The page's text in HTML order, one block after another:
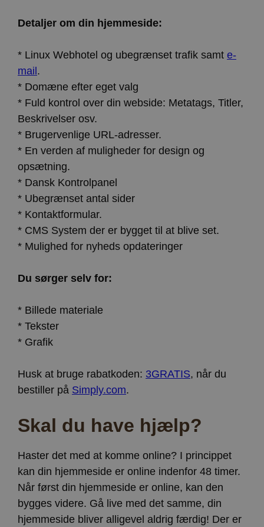
Detaljer om din hjemmeside:
* Linux Webhotel og ubegrænset trafik samt e-
mail.
* Domæne efter eget valg
* Fuld kontrol over din webside: Metatags, Titler,
Beskrivelser osv.
* Brugervenlige URL-adresser.
* En verden af muligheder for design og
opsætning.
* Dansk Kontrolpanel
* Ubegrænset antal sider
* Kontaktformular.
* CMS System der er bygget til at blive set.
* Mulighed for nyheds opdateringer
Du sørger selv for:
* Billede materiale
* Tekster
* Grafik
Husk at bruge rabatkoden: 3GRATIS, når du
bestiller på Simply.com.
Skal du have hjælp?
Haster det med at komme online? I princippet
kan din hjemmeside er online indenfor 48 timer.
Når først din hjemmeside er online, kan den
bygges videre. Gå live med det samme, din
hjemmeside bliver alligevel aldrig færdig! Der er